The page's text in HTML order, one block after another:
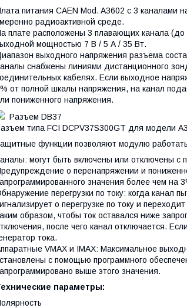
питания CAEN Mod. A3602 с 3 каналами
радиоактивной среде.
плате расположены 3 плавающих канала (до
мощностью 7 В / 5 А / 35 Вт.
выходного напряжения разъема
снабжены линиями дистанционного
кабелях. Если выходное
от полной шкалы напряжения, на канал
пониженного напряжения.
Разъем DB37
типа FCI DCPV37S300GT для модели
функции позволяют модулю
могут быть включены или отключены с
о перенапряжении и
значения более чем на
перегрузки по току: когда канал
о перегрузке по току и
образом, чтобы ток оставался ниже
после чего канал отключается.
тока.
VMAX и IMAX: Максимальное
с помощью программного
выше этого значения.
параметры: